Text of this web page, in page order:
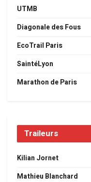
UTMB
Diagonale des Fous
EcoTrail Paris
SaintéLyon
Marathon de Paris
Traileurs
Kilian Jornet
Mathieu Blanchard